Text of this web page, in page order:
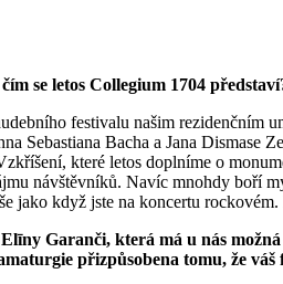
se letos Collegium 1704
festivalu našim rezidenčním
Sebastiana Bacha a Jana
které letos doplníme o
návštěvníků. Navíc mnohdy boří
jako když jste na koncertu
Garanči, která má u nás
přizpůsobena tomu, že